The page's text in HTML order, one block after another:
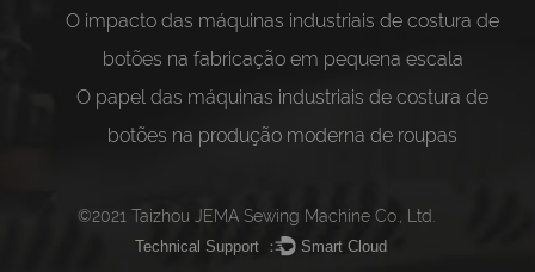
O impacto das máquinas industriais de costura de
botões na fabricação em pequena escala
O papel das máquinas industriais de costura de
botões na produção moderna de roupas
©2021 Taizhou JEMA Sewing Machine Co., Ltd.
Technical Support ： Smart Cloud